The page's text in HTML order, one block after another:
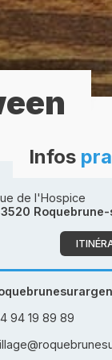
Infos
de l'Hospice
94 19 89 89